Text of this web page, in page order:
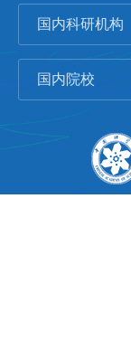
国内科研机构
国内院校